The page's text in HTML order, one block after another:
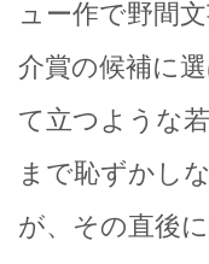
ュー作で野間
介賞の候補に
て立つような
まで恥ずかし
が、その直後